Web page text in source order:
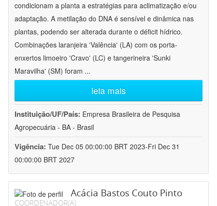
condicionam a planta a estratégias para aclimatização e/ou
adaptação. A metilação do DNA é sensível e dinâmica nas
plantas, podendo ser alterada durante o déficit hídrico.
Combinações laranjeira 'Valência' (LA) com os porta-
enxertos limoeiro 'Cravo' (LC) e tangerineira 'Sunki
Maravilha' (SM) foram ...
leia mais
Instituição/UF/País: Empresa Brasileira de Pesquisa
Agropecuária - BA - Brasil
Vigência: Tue Dec 05 00:00:00 BRT 2023-Fri Dec 31
00:00:00 BRT 2027
Acácia Bastos Couto Pinto
COORDENADOR(A)